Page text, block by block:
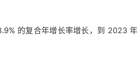
的复合年增长率增长，到 2023 年